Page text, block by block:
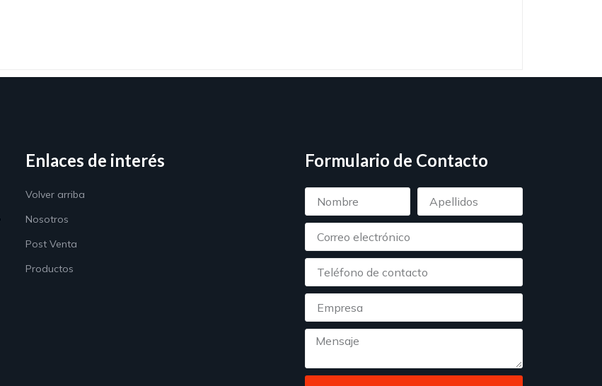
Enlaces de interés
Volver arriba
Nosotros
Post Venta
Productos
Formulario de Contacto